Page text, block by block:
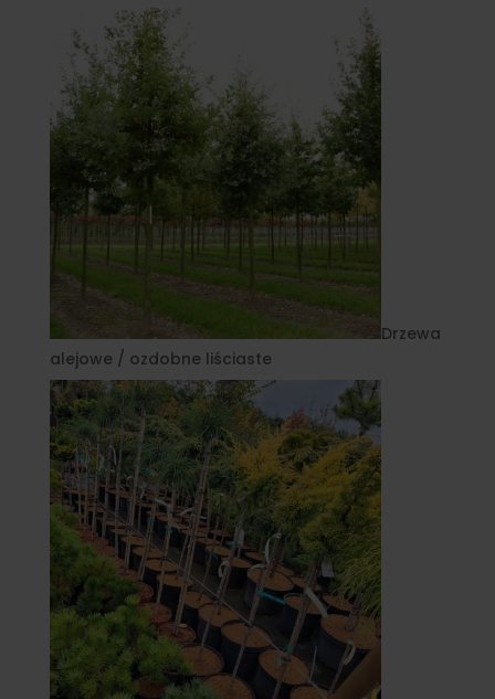
Drzewa
alejowe / ozdobne liściaste